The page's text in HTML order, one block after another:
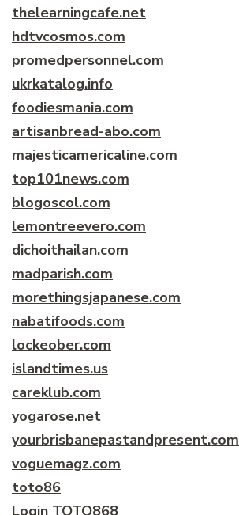
thelearningcafe.net
hdtvcosmos.com
promedpersonnel.com
ukrkatalog.info
foodiesmania.com
artisanbread-abo.com
majesticamericaline.com
top101news.com
blogoscol.com
lemontreevero.com
dichoithailan.com
madparish.com
morethingsjapanese.com
nabatifoods.com
lockeober.com
islandtimes.us
careklub.com
yogarose.net
yourbrisbanepastandpresent.com
voguemagz.com
toto86